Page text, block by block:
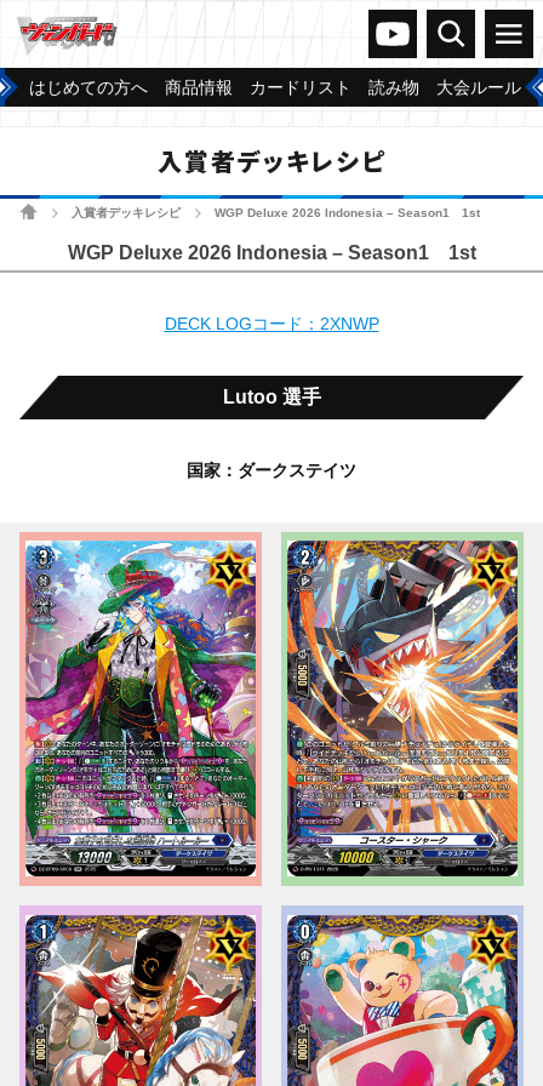
ヴァンガードch
検索 メニュー
はじめての方へ 商品情報 カードリスト 読み物 大会ルール
入賞者デッキレシピ
ホーム 入賞者デッキレシピ WGP Deluxe 2026 Indonesia – Season1 1st
WGP Deluxe 2026 Indonesia – Season1 1st
DECK LOGコード：2XNWP
Lutoo 選手
国家：ダークステイツ